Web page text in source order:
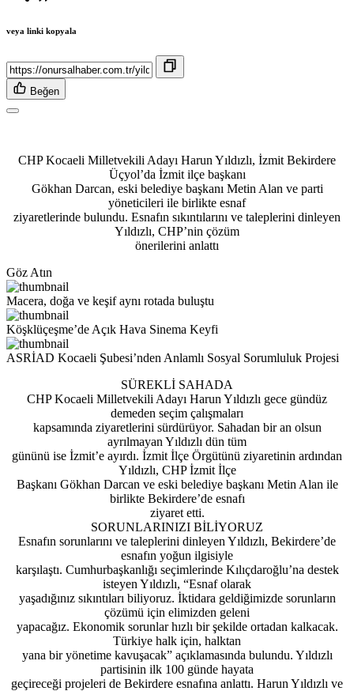
veya linki kopyala
Beğen
CHP Kocaeli Milletvekili Adayı Harun Yıldızlı, İzmit Bekirdere
Üçyol’da İzmit ilçe başkanı
Gökhan Darcan, eski belediye başkanı Metin Alan ve parti
yöneticileri ile birlikte esnaf
ziyaretlerinde bulundu. Esnafın sıkıntılarını ve taleplerini dinleyen
Yıldızlı, CHP’nin çözüm
önerilerini anlattı
Göz Atın
Macera, doğa ve keşif aynı rotada buluştu
Köşklüçeşme’de Açık Hava Sinema Keyfi
ASRİAD Kocaeli Şubesi’nden Anlamlı Sosyal Sorumluluk Projesi
SÜREKLİ SAHADA
CHP Kocaeli Milletvekili Adayı Harun Yıldızlı gece gündüz
demeden seçim çalışmaları
kapsamında ziyaretlerini sürdürüyor. Sahadan bir an olsun
ayrılmayan Yıldızlı dün tüm
gününü ise İzmit’e ayırdı. İzmit İlçe Örgütünü ziyaretinin ardından
Yıldızlı, CHP İzmit İlçe
Başkanı Gökhan Darcan ve eski belediye başkanı Metin Alan ile
birlikte Bekirdere’de esnafı
ziyaret etti.
SORUNLARINIZI BİLİYORUZ
Esnafın sorunlarını ve taleplerini dinleyen Yıldızlı, Bekirdere’de
esnafın yoğun ilgisiyle
karşılaştı. Cumhurbaşkanlığı seçimlerinde Kılıçdaroğlu’na destek
isteyen Yıldızlı, “Esnaf olarak
yaşadığınız sıkıntıları biliyoruz. İktidara geldiğimizde sorunların
çözümü için elimizden geleni
yapacağız. Ekonomik sorunlar hızlı bir şekilde ortadan kalkacak.
Türkiye halk için, halktan
yana bir yönetime kavuşacak” açıklamasında bulundu. Yıldızlı
partisinin ilk 100 günde hayata
geçireceği projeleri de Bekirdere esnafına anlattı. Harun Yıldızlı ve